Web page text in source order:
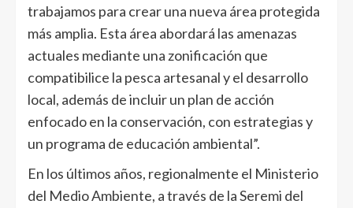
trabajamos para crear una nueva área protegida
más amplia. Esta área abordará las amenazas
actuales mediante una zonificación que
compatibilice la pesca artesanal y el desarrollo
local, además de incluir un plan de acción
enfocado en la conservación, con estrategias y
un programa de educación ambiental”.
En los últimos años, regionalmente el Ministerio
del Medio Ambiente, a través de la Seremi del